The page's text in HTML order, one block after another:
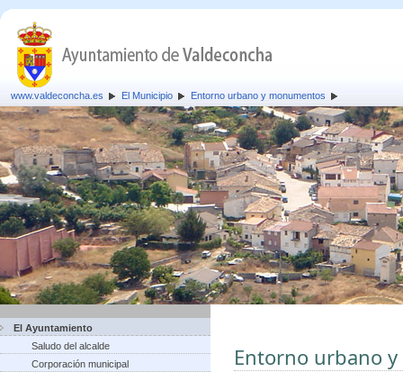
www.valdeconcha.es El Municipio Entorno urbano y monumentos
El Ayuntamiento
Saludo del alcalde
Corporación municipal
Entorno urbano